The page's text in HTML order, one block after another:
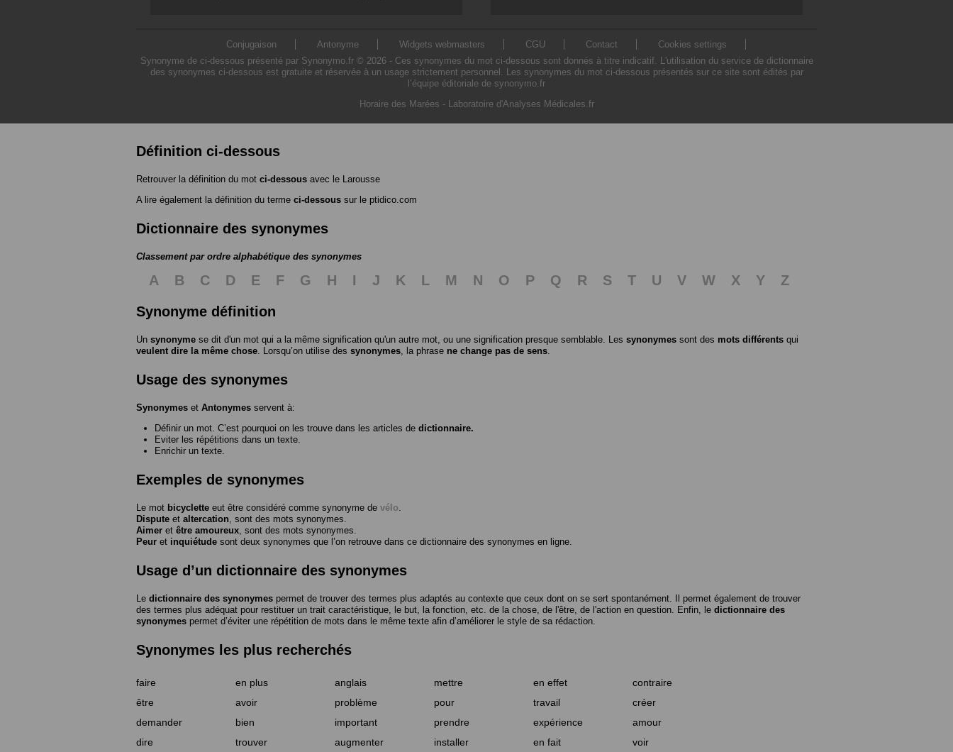
Conjugaison Antonyme Widgets webmasters CGU Contact
Cookies settings
Synonyme de ci-dessous présenté par Synonymo.fr © 2026 - Ces synonymes du mot ci-dessous sont donnés à titre indicatif. L'utilisation du service de dictionnaire
des synonymes ci-dessous est gratuite et réservée à un usage strictement personnel. Les synonymes du mot ci-dessous présentés sur ce site sont édités par
l’équipe éditoriale de synonymo.fr
Horaire des Marées - Laboratoire d'Analyses Médicales.fr
Définition ci-dessous
Retrouver la définition du mot ci-dessous avec le Larousse
A lire également la définition du terme ci-dessous sur le ptidico.com
Dictionnaire des synonymes
Classement par ordre alphabétique des synonymes
A B C D E F G H I J K L M N O P Q R S T U V W X Y
Z
Synonyme définition
Un synonyme se dit d'un mot qui a la même signification qu'un autre mot, ou une signification presque semblable. Les synonymes sont des mots différents qui
veulent dire la même chose . Lorsqu’on utilise des synonymes , la phrase ne change pas de sens
Usage des synonymes
Synonymes et Antonymes servent à:
Définir un mot. C’est pourquoi on les trouve dans les articles de dictionnaire.
Eviter les répétitions dans un texte.
Enrichir un texte.
Exemples de synonymes
Le mot bicyclette eut être considéré comme synonyme de vélo
Dispute et altercation , sont des mots synonymes.
Aimer et être amoureux , sont des mots synonymes.
Peur et inquiétude sont deux synonymes que l’on retrouve dans ce dictionnaire des synonymes en ligne.
Usage d’un dictionnaire des synonymes
Le dictionnaire des synonymes permet de trouver des termes plus adaptés au contexte que ceux dont on se sert spontanément. Il permet également de trouver
des termes plus adéquat pour restituer un trait caractéristique, le but, la fonction, etc. de la chose, de l'être, de l'action en question. Enfin, le dictionnaire des
synonymes permet d’éviter une répétition de mots dans le même texte afin d’améliorer le style de sa rédaction.
Synonymes les plus recherchés
faire en plus anglais mettre en effet
contraire
être
avoir problème pour travail
créer
demander
bien important prendre expérience
amour
dire
trouver augmenter installer en fait voir